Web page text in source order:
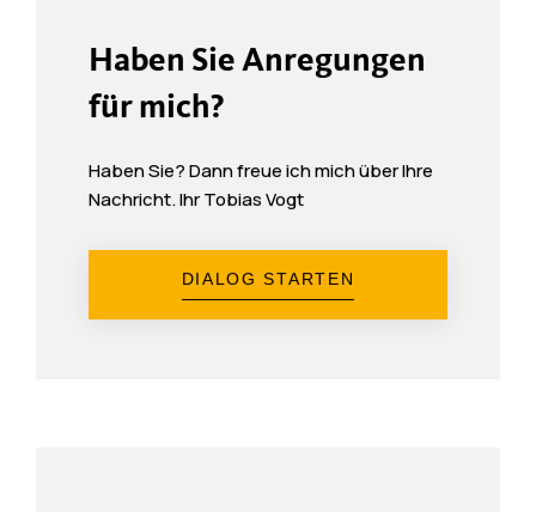
Haben Sie Anregungen
für mich?
Haben Sie? Dann freue ich mich über Ihre
Nachricht. Ihr Tobias Vogt
DIALOG STARTEN